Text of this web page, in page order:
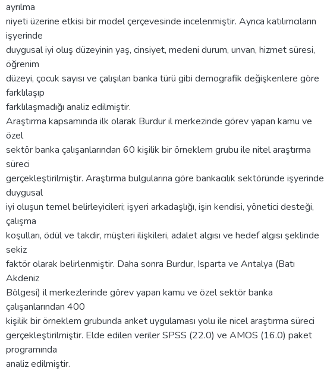
ayrılma
niyeti üzerine etkisi bir model çerçevesinde incelenmiştir. Ayrıca katılımcıların
işyerinde
duygusal iyi oluş düzeyinin yaş, cinsiyet, medeni durum, unvan, hizmet süresi,
öğrenim
düzeyi, çocuk sayısı ve çalışılan banka türü gibi demografik değişkenlere göre
farklılaşıp
farklılaşmadığı analiz edilmiştir.
Araştırma kapsamında ilk olarak Burdur il merkezinde görev yapan kamu ve
özel
sektör banka çalışanlarından 60 kişilik bir örneklem grubu ile nitel araştırma
süreci
gerçekleştirilmiştir. Araştırma bulgularına göre bankacılık sektöründe işyerinde
duygusal
iyi oluşun temel belirleyicileri; işyeri arkadaşlığı, işin kendisi, yönetici desteği,
çalışma
koşulları, ödül ve takdir, müşteri ilişkileri, adalet algısı ve hedef algısı şeklinde
sekiz
faktör olarak belirlenmiştir. Daha sonra Burdur, Isparta ve Antalya (Batı
Akdeniz
Bölgesi) il merkezlerinde görev yapan kamu ve özel sektör banka
çalışanlarından 400
kişilik bir örneklem grubunda anket uygulaması yolu ile nicel araştırma süreci
gerçekleştirilmiştir. Elde edilen veriler SPSS (22.0) ve AMOS (16.0) paket
programında
analiz edilmiştir.